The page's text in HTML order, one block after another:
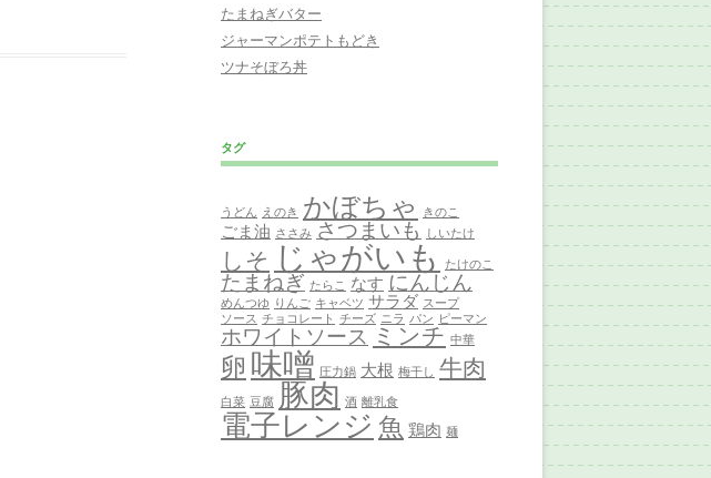
たまねぎバター
ジャーマンポテトもどき
ツナそぼろ丼
タグ
うどん えのき かぼちゃ きのこ
ごま油 ささみ さつまいも しいたけ
しそ じゃがいも たけのこ
たまねぎ たらこ なす にんじん
めんつゆ りんご キャベツ サラダ スープ
ソース チョコレート チーズ ニラ パン ピーマン
ホワイトソース ミンチ 中華
卵 味噌 圧力鍋 大根 梅干し 牛肉
白菜 豆腐 豚肉 酒 離乳食
電子レンジ 魚 鶏肉 麺